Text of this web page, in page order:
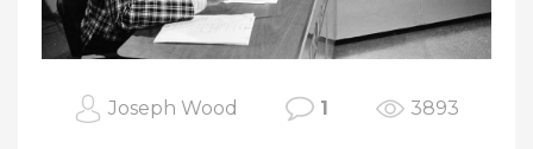
Joseph Wood 1 3893